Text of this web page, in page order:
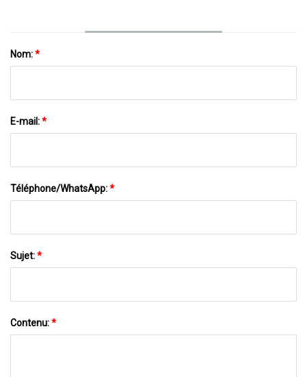
Nom:*
E-mail:*
Téléphone/WhatsApp:*
Sujet:*
Contenu:*